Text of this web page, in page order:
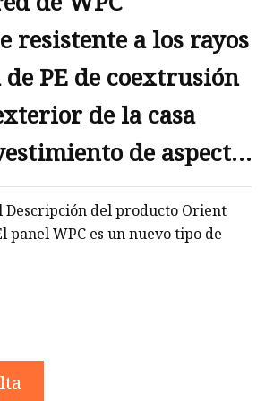
resistente a los rayos
de PE de coextrusión
de la casa
de aspecto
Exterior
Descripción del producto Orient
panel WPC es un nuevo tipo de